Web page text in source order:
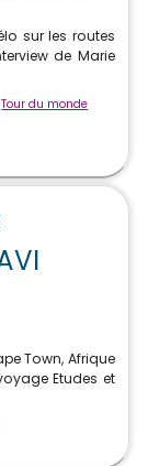
sur les routes
de Marie
Tour du monde
Town, Afrique
Etudes et